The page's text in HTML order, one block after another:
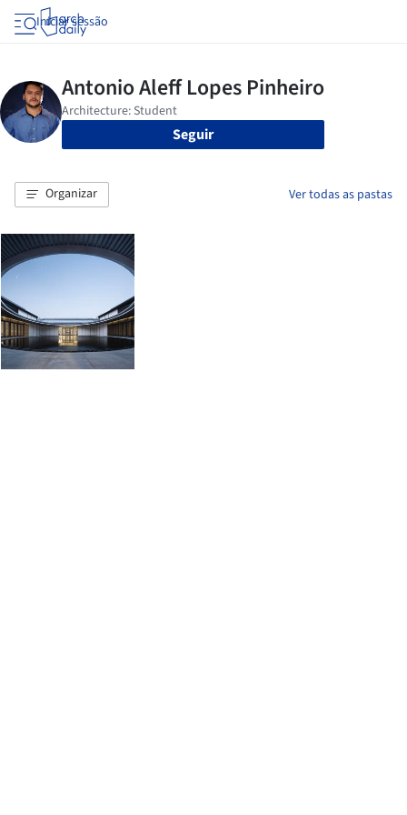
Iniciar sessão
Seguir
Organizar Ver todas as pastas